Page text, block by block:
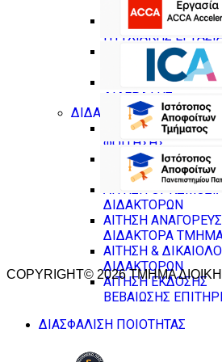
ΒΕΒΑΙΩΣΗΣ
ΑΙΤΗΣΗ ΚΑΤΑΘΕΣΗΣ
ΠΤΥΧΙΑΚΗΣ
ΑΙΤΗΣΗ ΕΚΠΟΝΗΣΗΣ
ΠΤΥΧΙΑΚΗΣ
ΑΙΤΗΣΗ ΘΕΡΑΠΕΙΑΣ
ΔΙΑΓΡΑΦΗΣ
ΔΙΔΑΚΤΟΡΙΚΟ
ΑΙΤΗΣΗ ΑΝΑΣΤΟΛΗΣ
ΦΟΙΤΗΣΗΣ
ΑΙΤΗΣΗ ΔΙΑΓΡΑΦΗΣ
ΦΟΙΤΗΣΗΣ
ΑΙΤΗΣΗ
ΔΙΔΑΚΤΟΡΩΝ
ΑΙΤΗΣΗ
ΔΙΔΑΚΤΟΡΑ
ΑΙΤΗΣΗ &
ΔΙΔΑΚΤΟΡΩΝ
ΑΙΤΗΣΗ ΕΚΔΟΣΗΣ
ΒΕΒΑΙΩΣΗΣ
ΔΙΑΣΦΑΛΙΣΗ ΠΟΙΟΤΗΤΑΣ
COPYRIGHT© 2026 ΤΜΗΜΑ